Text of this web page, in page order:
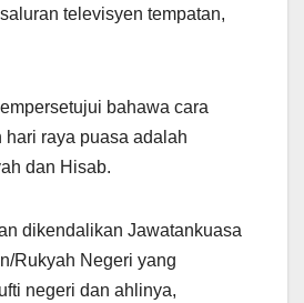
televisyen tempatan,
bahawa cara
hari raya puasa adalah
dan Hisab.
dikendalikan Jawatankuasa
Rukyah Negeri yang
negeri dan ahlinya,